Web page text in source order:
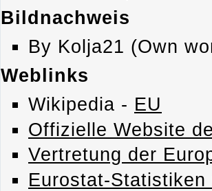
Bildnachweis
By Kolja21 (Own
Weblinks
Wikipedia - EU
Offizielle Website
Vertretung der
Eurostat-